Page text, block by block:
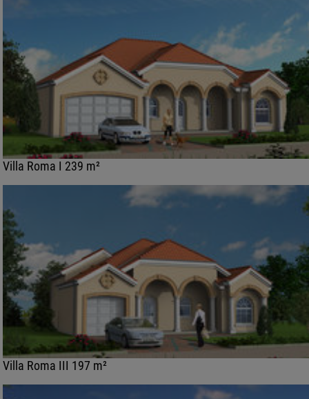
Villa Roma I 239 m²
Villa Roma III 197 m²